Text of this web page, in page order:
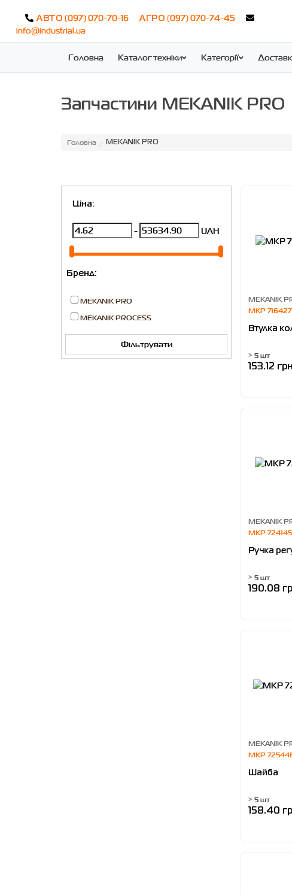
АВТО (097) 070-70-16 АГРО (097) 070-74-45
info@industrial.ua
Головна Каталог техніки Категорії
Запчастини MEKANIK PRO
Головна / MEKANIK PRO
Ціна:
- UAH
Бренд:
MEKANIK PRO
MEKANIK PROCESS
Фільтрувати
MEKANIK
MKP
Втулка
> 5 шт
153.12 грн
MEKANIK
MKP
Ручка
> 5 шт
190.08
MEKANIK
MKP
Шайба
> 5 шт
158.40